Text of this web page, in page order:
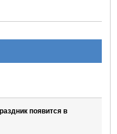
появится в